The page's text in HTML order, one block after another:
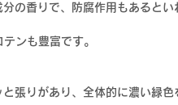
の香りで、防腐作用もあるとい
ンも豊富です。
張りがあり、全体的に濃い緑色